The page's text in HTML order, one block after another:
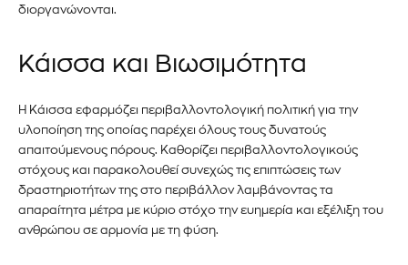
διοργανώνονται.
Κάισσα και Βιωσιμότητα
Η Κάισσα εφαρμόζει περιβαλλοντολογική πολιτική για την
υλοποίηση της οποίας παρέχει όλους τους δυνατούς
απαιτούμενους πόρους. Καθορίζει περιβαλλοντολογικούς
στόχους και παρακολουθεί συνεχώς τις επιπτώσεις των
δραστηριοτήτων της στο περιβάλλον λαμβάνοντας τα
απαραίτητα μέτρα με κύριο στόχο την ευημερία και εξέλιξη του
ανθρώπου σε αρμονία με τη φύση.